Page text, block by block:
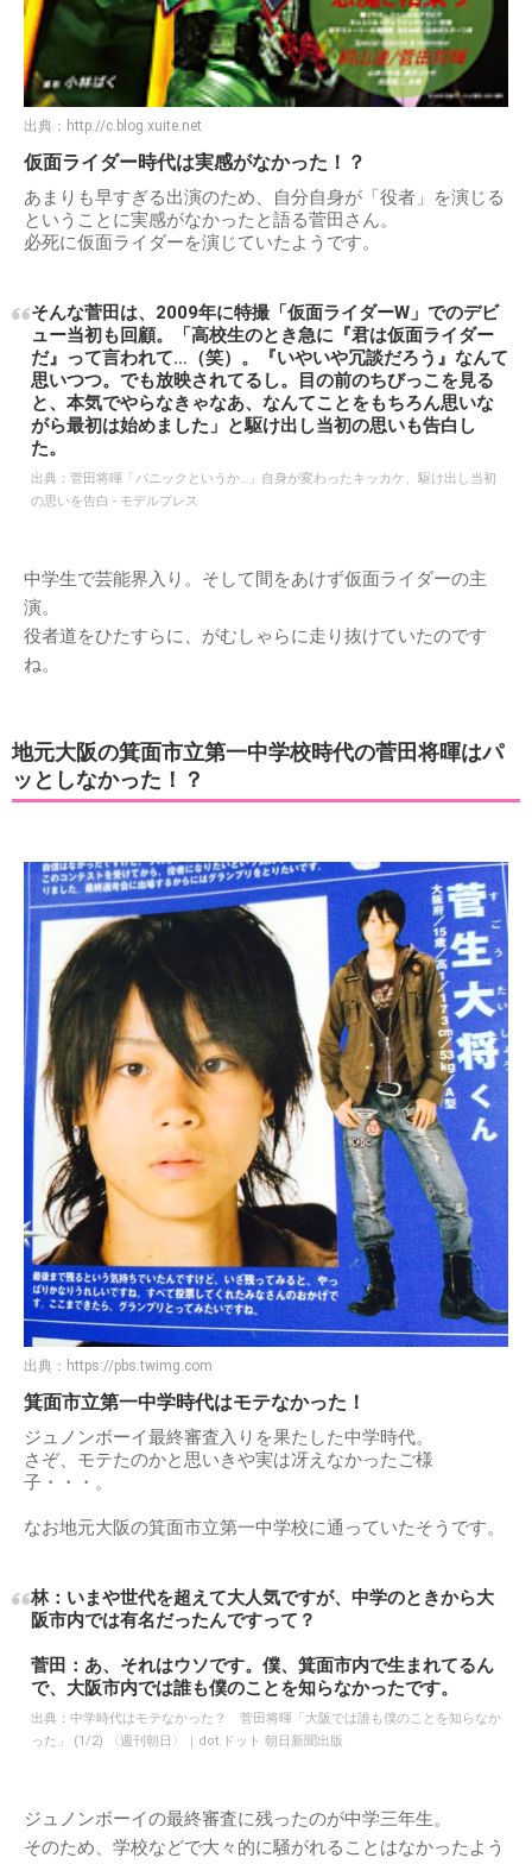
出典： http://c.blog.xuite.net
仮面ライダー時代は実感がなかった！？
あまりも早すぎる出演のため、自分自身が「役者」を演じる
ということに実感がなかったと語る菅田さん。
必死に仮面ライダーを演じていたようです。
そんな菅田は、2009年に特撮「仮面ライダーW」でのデビ
ュー当初も回顧。「高校生のとき急に『君は仮面ライダー
だ』って言われて…（笑）。『いやいや冗談だろう』なんて
思いつつ。でも放映されてるし。目の前のちびっこを見る
と、本気でやらなきゃなあ、なんてことをもちろん思いな
がら最初は始めました」と駆け出し当初の思いも告白し
た。
出典： 菅田将暉「パニックというか…」自身が変わったキッカケ、駆け出し当初
の思いを告白 - モデルプレス
中学生で芸能界入り。そして間をあけず仮面ライダーの主
演。
役者道をひたすらに、がむしゃらに走り抜けていたのです
ね。
地元大阪の箕面市立第一中学校時代の菅田将暉はパ
ッとしなかった！？
出典： https://pbs.twimg.com
箕面市立第一中学時代はモテなかった！
ジュノンボーイ最終審査入りを果たした中学時代。
さぞ、モテたのかと思いきや実は冴えなかったご様
子・・・。
なお地元大阪の箕面市立第一中学校に通っていたそうです。
林：いまや世代を超えて大人気ですが、中学のときから大
阪市内では有名だったんですって？
菅田：あ、それはウソです。僕、箕面市内で生まれてるん
で、大阪市内では誰も僕のことを知らなかったです。
出典： 中学時代はモテなかった？ 菅田将暉「大阪では誰も僕のことを知らなか
った」 (1/2) 〈週刊朝日〉｜dot.ドット 朝日新聞出版
ジュノンボーイの最終審査に残ったのが中学三年生。
そのため、学校などで大々的に騒がれることはなかったよう